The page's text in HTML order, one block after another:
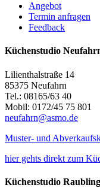
Angebot
Termin anfragen
Feedback
Küchenstudio
Lilienthalstraße 14
85375 Neufahrn
Tel.: 08165/63 40
Mobil: 0172/45 75 801
neufahrn@asmo.de
Muster- und
hier gehts direkt zum
Küchenstudio